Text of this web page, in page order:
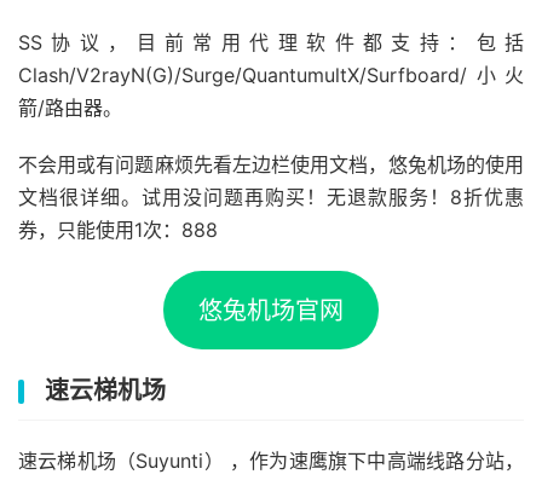
SS协议，目前常用代理软件都支持：包括
Clash/V2rayN(G)/Surge/QuantumultX/Surfboard/小火
箭/路由器。
不会用或有问题麻烦先看左边栏使用文档，悠兔机场的使用
文档很详细。试用没问题再购买！无退款服务！8折优惠
券，只能使用1次：888
悠兔机场官网
速云梯机场
速云梯机场（Suyunti） ，作为速鹰旗下中高端线路分站，